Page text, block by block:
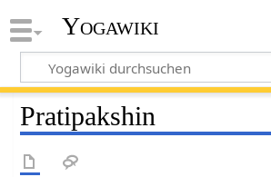
Yogawiki
Pratipakshin